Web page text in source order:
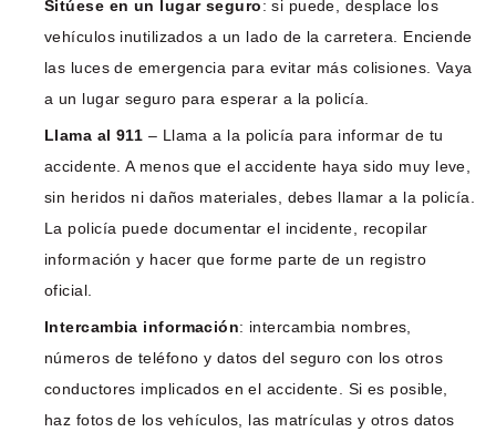
Sitúese en un lugar seguro: si puede, desplace los
vehículos inutilizados a un lado de la carretera. Enciende
las luces de emergencia para evitar más colisiones. Vaya
a un lugar seguro para esperar a la policía.
Llama al 911 – Llama a la policía para informar de tu
accidente. A menos que el accidente haya sido muy leve,
sin heridos ni daños materiales, debes llamar a la policía.
La policía puede documentar el incidente, recopilar
información y hacer que forme parte de un registro
oficial.
Intercambia información: intercambia nombres,
números de teléfono y datos del seguro con los otros
conductores implicados en el accidente. Si es posible,
haz fotos de los vehículos, las matrículas y otros datos